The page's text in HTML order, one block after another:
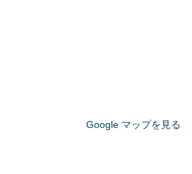
Google マップを見る